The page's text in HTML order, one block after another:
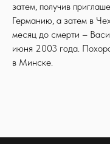
затем, получив
Германию, а затем в
месяц до смерти –
июня 2003 года.
в Минске.